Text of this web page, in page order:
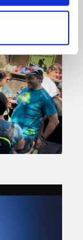
it for
is processed
.
beste,
eta eduki
edukia
eta
eta beren
Ikusi gure